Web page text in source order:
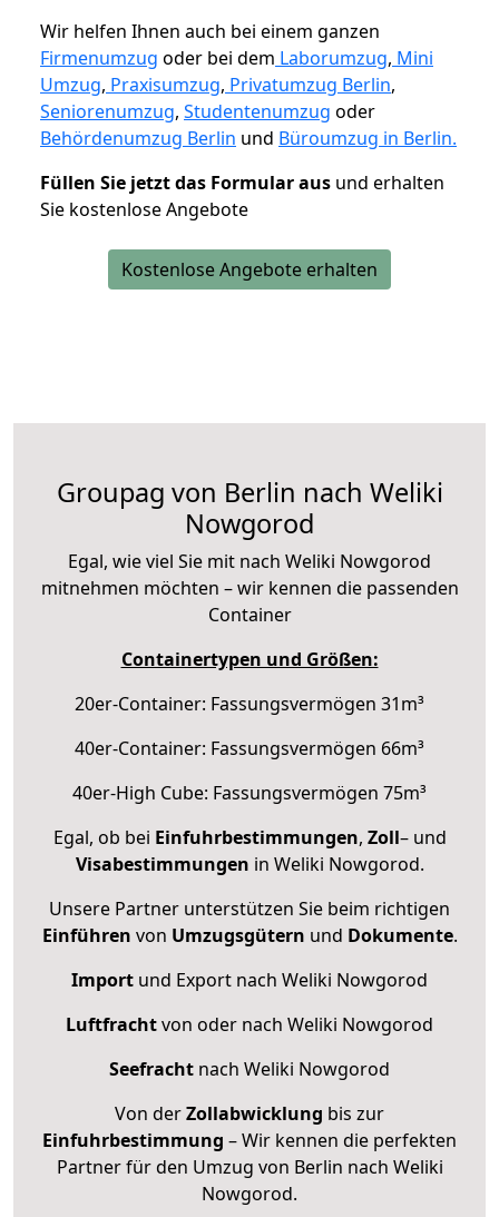
Wir helfen Ihnen auch bei einem ganzen
Firmenumzug oder bei dem Laborumzug, Mini
Umzug, Praxisumzug, Privatumzug Berlin,
Seniorenumzug, Studentenumzug oder
Behördenumzug Berlin und Büroumzug in Berlin.
Füllen Sie jetzt das Formular aus und erhalten
Sie kostenlose Angebote
Kostenlose Angebote erhalten
Groupag von Berlin nach Weliki
Nowgorod
Egal, wie viel Sie mit nach Weliki Nowgorod
mitnehmen möchten – wir kennen die passenden
Container
Containertypen und Größen:
20er-Container: Fassungsvermögen 31m³
40er-Container: Fassungsvermögen 66m³
40er-High Cube: Fassungsvermögen 75m³
Egal, ob bei Einfuhrbestimmungen, Zoll– und
Visabestimmungen in Weliki Nowgorod.
Unsere Partner unterstützen Sie beim richtigen
Einführen von Umzugsgütern und Dokumente.
Import und Export nach Weliki Nowgorod
Luftfrachtvon oder nach Weliki Nowgorod
Seefracht nach Weliki Nowgorod
Von derZollabwicklung bis zur
Einfuhrbestimmung – Wir kennen die perfekten
Partner für den Umzug von Berlin nach Weliki
Nowgorod.